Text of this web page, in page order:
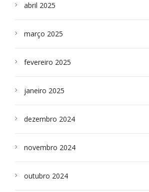
abril 2025
março 2025
fevereiro 2025
janeiro 2025
dezembro 2024
novembro 2024
outubro 2024